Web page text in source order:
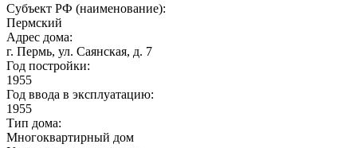
Субъект РФ (наименование):
Пермский
Адрес дома:
г. Пермь, ул. Саянская, д. 7
Год постройки:
1955
Год ввода в эксплуатацию:
1955
Тип дома:
Многоквартирный дом